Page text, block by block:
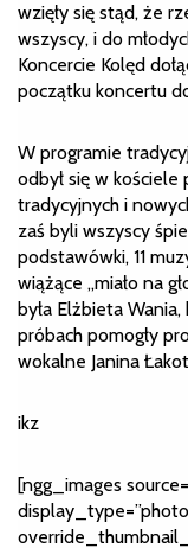
wzięły się stąd, że
wszyscy, i do
Koncercie Kolęd
początku koncertu
W programie
odbył się w
tradycyjnych i
zaś byli wszyscy
podstawówki, 11
wiążące „miało na
była Elżbieta
próbach pomogły
wokalne Janina
ikz
[ngg_images